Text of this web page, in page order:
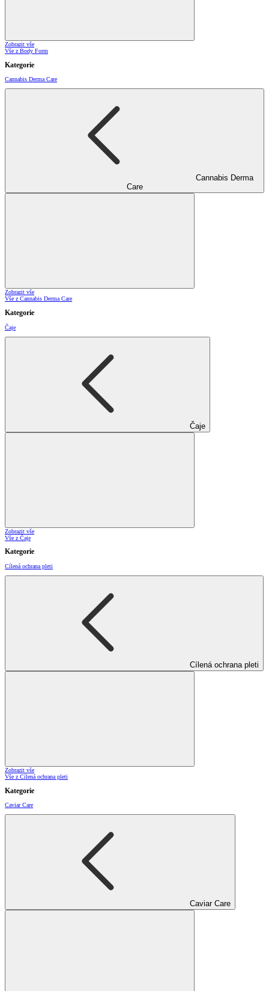
Zobrazit vše
Vše z Body Form
Kategorie
Cannabis Derma Care
Cannabis Derma
Care
Zobrazit vše
Vše z Cannabis Derma Care
Kategorie
Čaje
Čaje
Zobrazit vše
Vše z Čaje
Kategorie
Cílená ochrana pleti
Cílená ochrana pleti
Zobrazit vše
Vše z Cílená ochrana pleti
Kategorie
Caviar Care
Caviar Care